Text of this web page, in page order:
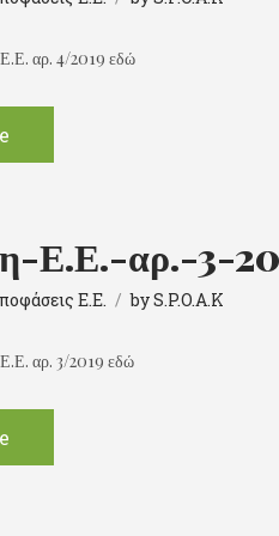
αρ. 4/2019 εδώ
Ε.Ε.-αρ.-3-
Ε.Ε. byS.P.O.A.K
αρ. 3/2019 εδώ